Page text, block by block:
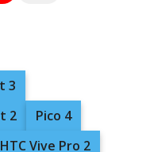
3
2
Pico 4
HTC Vive Pro 2